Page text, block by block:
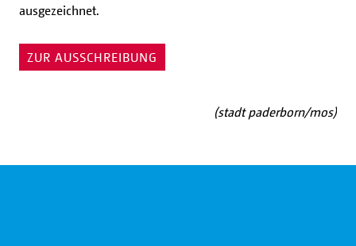
ausgezeichnet.
ZUR AUSSCHREIBUNG
(stadt paderborn/mos)